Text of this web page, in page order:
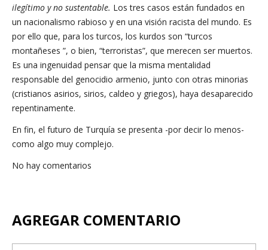
ilegítimo y no sustentable. Los tres casos están fundados en
un nacionalismo rabioso y en una visión racista del mundo. Es
por ello que, para los turcos, los kurdos son “turcos
montañeses ”, o bien, “terroristas”, que merecen ser muertos.
Es una ingenuidad pensar que la misma mentalidad
responsable del genocidio armenio, junto con otras minorias
(cristianos asirios, sirios, caldeo y griegos), haya desaparecido
repentinamente.
En fin, el futuro de Turquía se presenta -por decir lo menos-
como algo muy complejo.
No hay comentarios
AGREGAR COMENTARIO